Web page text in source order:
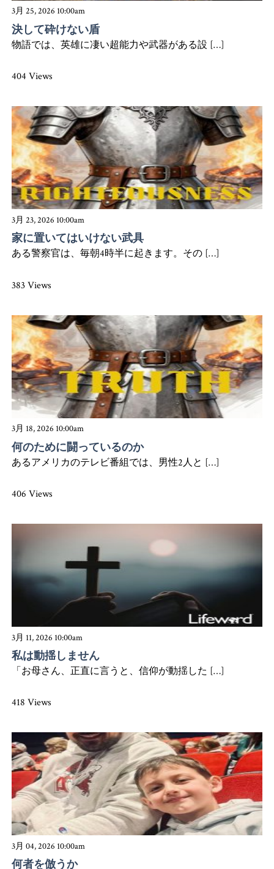
3月 25, 2026 10:00am
決して砕けない盾
物語では、英雄に凄い超能力や武器がある設 […]
404 Views
3月 23, 2026 10:00am
家に置いてはいけない武具
ある警察官は、毎朝4時半に起きます。その […]
383 Views
3月 18, 2026 10:00am
何のために闘っているのか
あるアメリカのテレビ番組では、男性2人と […]
406 Views
3月 11, 2026 10:00am
私は動揺しません
「お母さん、正直に言うと、信仰が動揺した […]
418 Views
3月 04, 2026 10:00am
何者を倣うか